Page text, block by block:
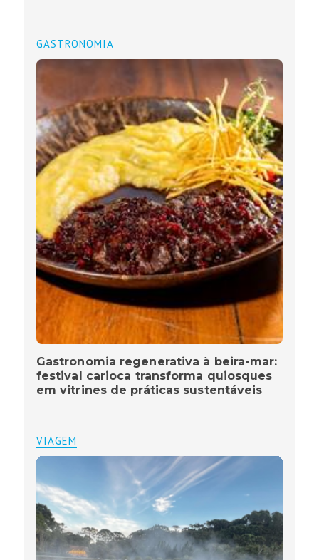
GASTRONOMIA
Gastronomia regenerativa à beira-mar:
festival carioca transforma quiosques
em vitrines de práticas sustentáveis
VIAGEM